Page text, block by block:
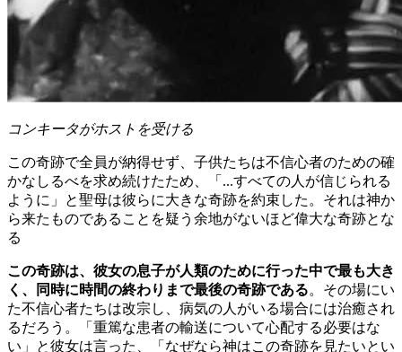
コンキータがホストを受ける
この奇跡で全員が納得せず、子供たちは不信心者のための確
かなしるべを求め続けたため、「...すべての人が信じられる
ように」と聖母は彼らに大きな奇跡を約束した。それは神か
ら来たものであることを疑う余地がないほど偉大な奇跡とな
る
この奇跡は、彼女の息子が人類のために行った中で最も大き
く、同時に時間の終わりまで最後の奇跡である。その場にい
た不信心者たちは改宗し、病気の人がいる場合には治癒され
るだろう。「重篤な患者の輸送について心配する必要はな
い」と彼女は言った、「なぜなら神はこの奇跡を見たいとい